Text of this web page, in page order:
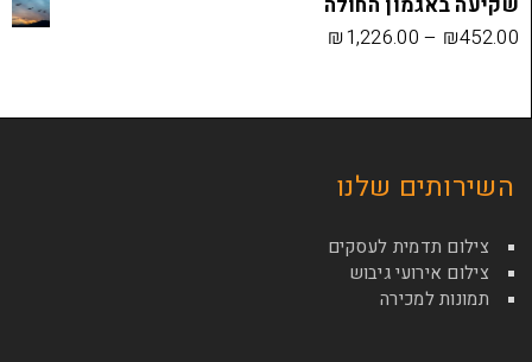
₪1,226.00
שלנו
לעסקים
גיבוש